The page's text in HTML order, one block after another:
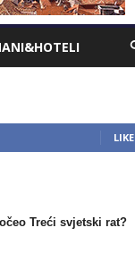
LIKE
Treći svjetski rat?